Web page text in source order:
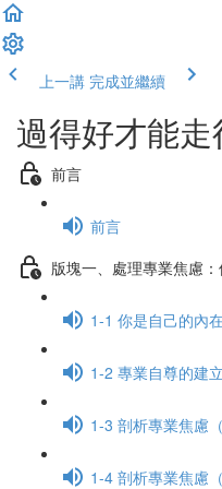
上一講 完成並繼續
過得好才能
前言
前言
版塊一、處理專業焦慮
1-1 你是自己的內
1-2 專業自尊的建
1-3 剖析專業焦慮
1-4 剖析專業焦慮